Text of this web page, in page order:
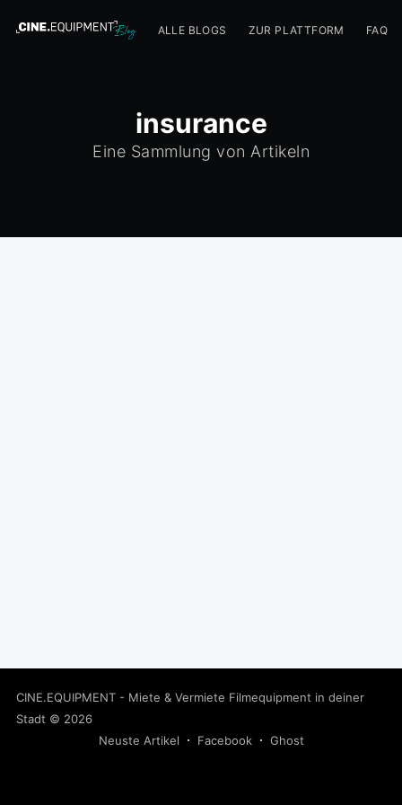
ALLE BLOGS ZUR PLATTFORM FAQ
insurance
Eine Sammlung von Artikeln
CINE.EQUIPMENT - Miete & Vermiete Filmequipment in deiner
Stadt © 2026
Neuste Artikel
Facebook Ghost